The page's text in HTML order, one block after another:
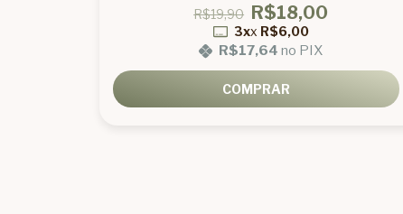
R$19,90 R$18,00
3xx R$6,00
R$17,64 no PIX
COMPRAR